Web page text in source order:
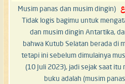
(Musim panas dan musim dingin
Antartika)! Tidak logis bagimu untuk
dan musim dingin Antartika,
bahwa Kutub Selatan berada di
tetapi ini sebelum dimulainya
(10 Juli 2023), jadi sejak saat itu
buku adalah (musim